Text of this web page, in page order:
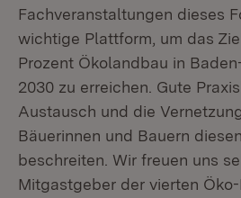
Fachveranstaltungen dieses
wichtige Plattform, um das
Prozent Ökolandbau in
2030 zu erreichen. Gute
Austausch und die
Bäuerinnen und Bauern
beschreiten. Wir freuen uns
Mitgastgeber der vierten